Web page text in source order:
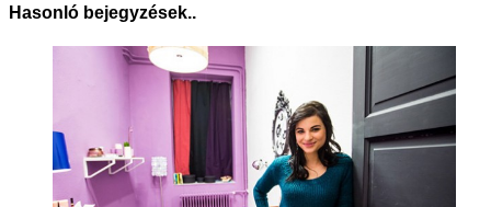
Hasonló bejegyzések..